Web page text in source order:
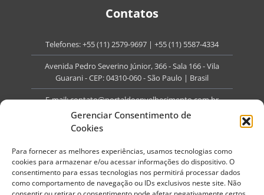
Gerenciar Consentimento de
Cookies
Para fornecer as melhores experiências, usamos tecnologias como
cookies para armazenar e/ou acessar informações do dispositivo. O
consentimento para essas tecnologias nos permitirá processar dados
como comportamento de navegação ou IDs exclusivos neste site. Não
Contatos
Telefones:+55 (11) 2579-9697 | +55 (11) 5587-4334
Avenida Pedro Severino Júnior, 366 - Sala 166 - Vila
Guarani - CEP: 04310-060 - São Paulo | Brasil
E-mail:contato@portaldoenvelhecimento.com.br
Website:portaldoenvelhecimento.com.br